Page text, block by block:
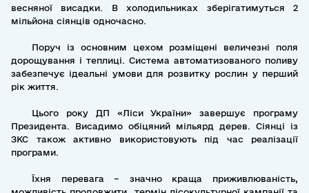
весняної висадки. В холодильниках зберігатимуться 2
мільйона сіянців одночасно.
Поруч із основним цехом розміщені величезні поля
дорощування і теплиці. Система автоматизованого поливу
забезпечує ідеальні умови для розвитку рослин у перший
рік життя.
Цього року ДП «Ліси України» завершує програму
Президента. Висадимо обіцяний мільярд дерев. Сіянці із
ЗКС також активно використовують під час реалізації
програми.
Їхня перевага – значно краща приживлюваність,